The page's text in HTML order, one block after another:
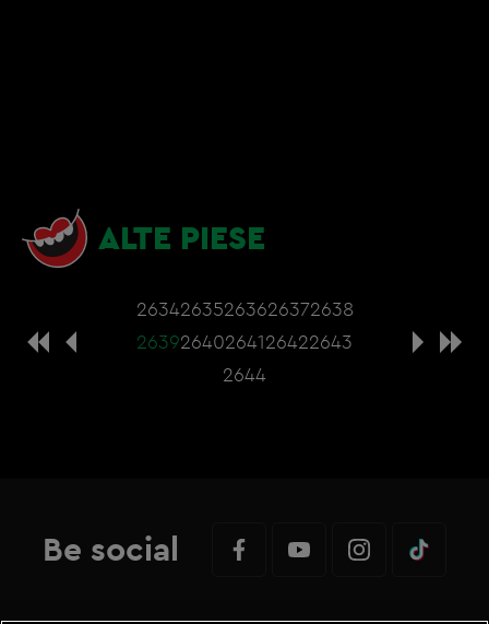
ALTE PIESE
26342635263626372638
26392640264126422643
2644
Be social